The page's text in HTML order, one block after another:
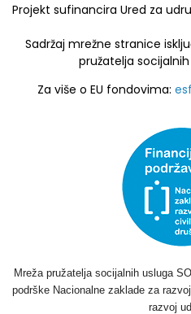
Projekt sufinancira Ured za
Sadržaj mrežne stranice
pružatelja socijalnih
Za više o EU fondovima:
Mreža pružatelja socijalnih usluga
podrške Nacionalne zaklade za
razvoj